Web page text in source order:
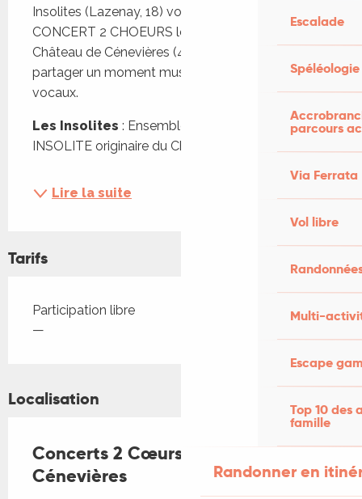
Escalade
Spéléologie
parcours
Via Ferrata
Vol libre
Multi-
Escape
Top 10 des
famille
Randonner en
Insolites (Lazenay, 18) vous proposent un
CONCERT 2 CHOEURS le 6 juin 2026 à 20h30 au
Château de Cénevières (46330), l'occasion de
partager un moment musical avec deux groupes
vocaux.
Les Insolites : Ensemble hétéroclite et
INSOLITE originaire du Cher,...
Lire la suite
Tarifs
Tarifs 2026
Participation libre
—
Localisation
Concerts 2 Cœurs au Château de
Cénevières